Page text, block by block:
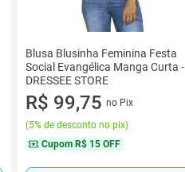
Blusa Blusinha Feminina Festa
Social Evangélica Manga Curta -
DRESSEE STORE
R$ 99,75 no Pix
(5% de desconto no pix)
Cupom R$ 15 OFF